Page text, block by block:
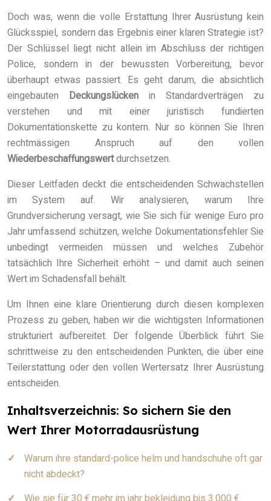
Doch was, wenn die volle Erstattung Ihrer Ausrüstung kein
Glücksspiel, sondern das Ergebnis einer klaren Strategie ist?
Der Schlüssel liegt nicht allein im Abschluss der richtigen
Police, sondern in der bewussten Vorbereitung, bevor
überhaupt etwas passiert. Es geht darum, die absichtlich
eingebauten Deckungslücken in Standardverträgen zu
verstehen und mit einer juristisch fundierten
Dokumentationskette zu kontern. Nur so können Sie Ihren
rechtmässigen Anspruch auf den vollen
Wiederbeschaffungswertdurchsetzen.
Dieser Leitfaden deckt die entscheidenden Schwachstellen
im System auf. Wir analysieren, warum Ihre
Grundversicherung versagt, wie Sie sich für wenige Euro pro
Jahr umfassend schützen, welche Dokumentationsfehler Sie
unbedingt vermeiden müssen und welches Zubehör
tatsächlich Ihre Sicherheit erhöht – und damit auch seinen
Wert im Schadensfall behält.
Um Ihnen eine klare Orientierung durch diesen komplexen
Prozess zu geben, haben wir die wichtigsten Informationen
strukturiert aufbereitet. Der folgende Überblick führt Sie
schrittweise zu den entscheidenden Punkten, die über eine
Teilerstattung oder den vollen Wertersatz Ihrer Ausrüstung
entscheiden.
Inhaltsverzeichnis: So sichern Sie den
Wert Ihrer Motorradausrüstung
Warum ihre standard-police helm und handschuhe oft gar
nicht abdeckt?